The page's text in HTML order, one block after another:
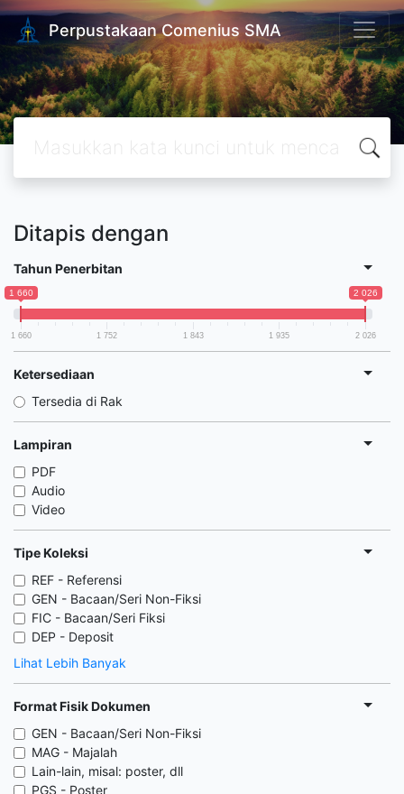
Perpustakaan Comenius SMA
Ditapis dengan
Tahun Penerbitan
1 660 2 026
1 660 1 752 1 843 1 935 2 026
Ketersediaan
Tersedia di Rak
Lampiran
PDF
Audio
Video
Tipe Koleksi
REF - Referensi
GEN - Bacaan/Seri Non-Fiksi
FIC - Bacaan/Seri Fiksi
DEP - Deposit
Lihat Lebih Banyak
Format Fisik Dokumen
GEN - Bacaan/Seri Non-Fiksi
MAG - Majalah
Lain-lain, misal: poster, dll
PGS - Poster